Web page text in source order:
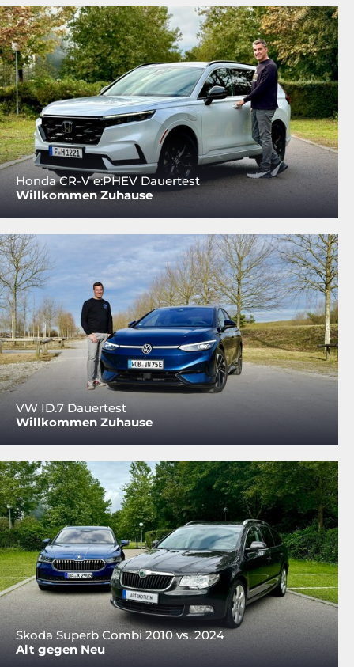
Honda CR-V e:PHEV Dauertest
Willkommen Zuhause
VW ID.7 Dauertest
Willkommen Zuhause
Skoda Superb Combi 2010 vs. 2024
Alt gegen Neu